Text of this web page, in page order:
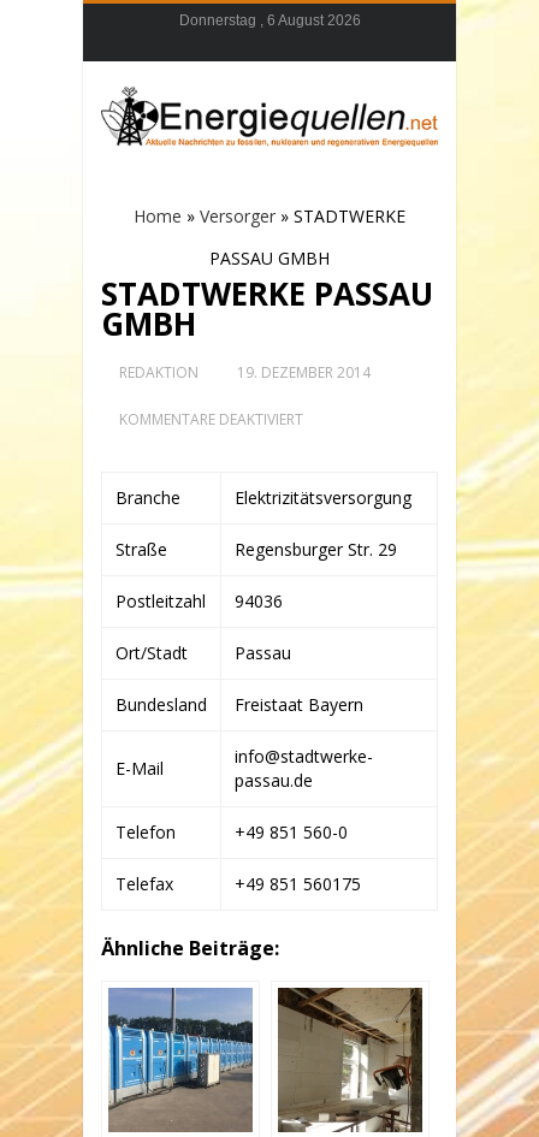
Donnerstag , 6 August 2026
Home » Versorger » STADTWERKE
PASSAU GMBH
STADTWERKE PASSAU
GMBH
REDAKTION 19. DEZEMBER 2014
KOMMENTARE DEAKTIVIERTFÜR
Branche Elektrizitätsversorgung
Straße Regensburger Str. 29
Postleitzahl 94036
Ort/Stadt Passau
Bundesland Freistaat Bayern
E-Mail
info@stadtwerke-
passau.de
Telefon +49 851 560-0
Telefax +49 851 560175
Ähnliche Beiträge: